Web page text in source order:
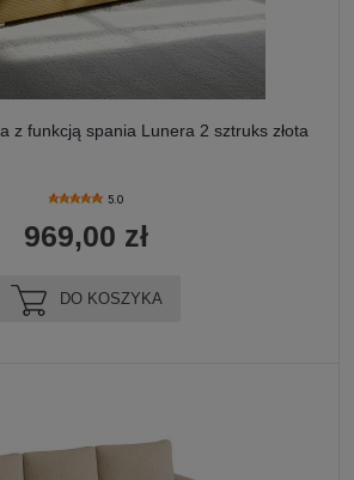
z funkcją spania Lunera 2 sztruks złota
5.0
969,00 zł
DO KOSZYKA